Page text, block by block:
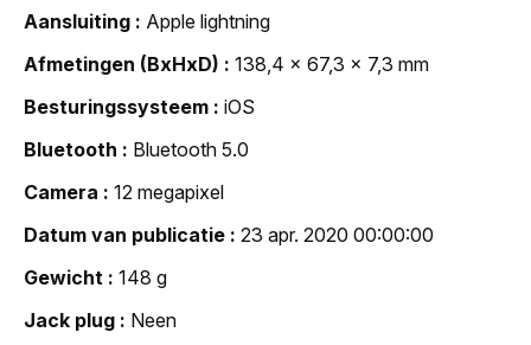
Aansluiting
Apple lightning
Afmetingen (BxHxD)
138,4 x 67,3 x 7,3 mm
Besturingssysteem
iOS
Bluetooth
Bluetooth 5.0
Camera
12 megapixel
Datum van publicatie
23 apr. 2020 00:00:00
Gewicht
148 g
Jack plug
Neen